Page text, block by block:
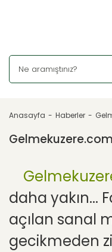
Anasayfa Haberler
daha yakın...
açılan sanal
gecikmeden